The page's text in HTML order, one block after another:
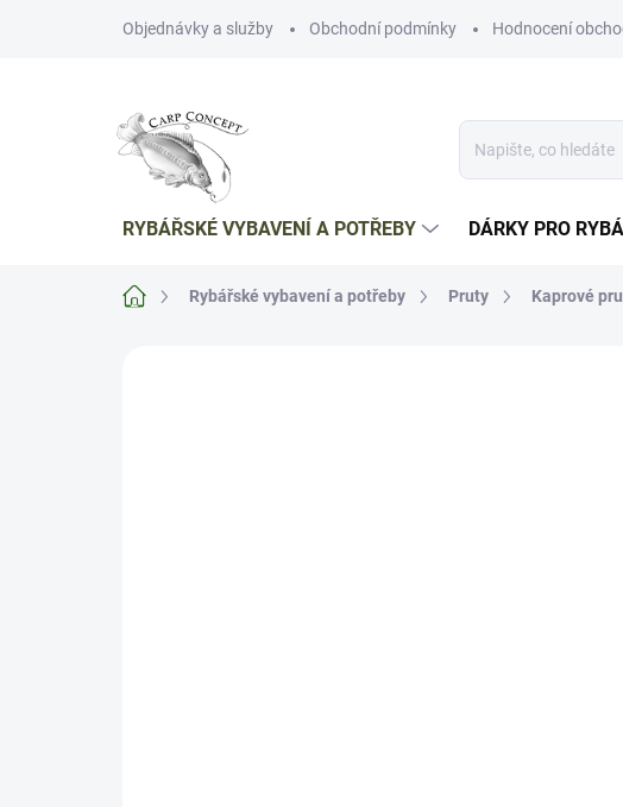
Objednávky a služby Obchodní podmínky Hodnocení
RYBÁŘSKÉ VYBAVENÍ A POTŘEBY DÁRKY PRO
Domů Rybářské vybavení a potřeby Pruty Kaprové